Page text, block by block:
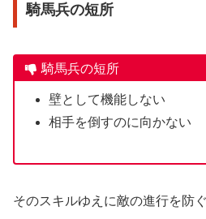
騎馬兵の短所
騎馬兵の短所
壁として機能しない
相手を倒すのに向かない
そのスキルゆえに敵の進行を防